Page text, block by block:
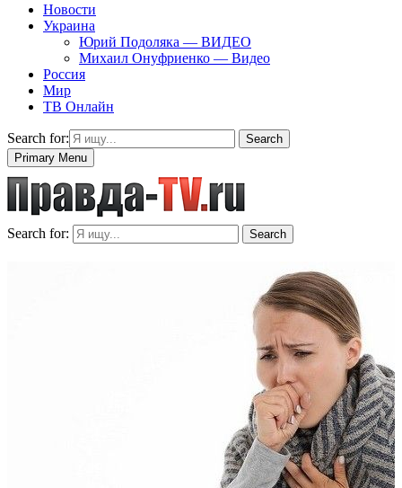
Новости
Украина
Юрий Подоляка — ВИДЕО
Михаил Онуфриенко — Видео
Россия
Мир
ТВ Онлайн
Search for:
Search
Primary Menu
Search for: Search